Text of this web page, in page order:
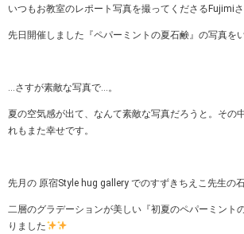
いつもお教室のレポート写真を撮ってくださるFujimiさ
先日開催しました『ペパーミントの夏石鹸』の写真を
…さすが素敵な写真で…。
夏の空気感が出て、なんて素敵な写真だろうと。その
れもまた幸せです。
先月の 原宿Style hug gallery でのすずきちえこ先生の
二層のグラデーションが美しい『初夏のペパーミント
りました